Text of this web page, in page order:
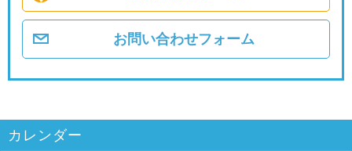
お問い合わせフォーム
カレンダー